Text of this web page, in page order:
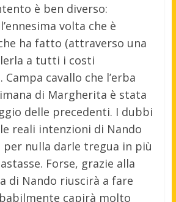
è ben diverso:
volta che è
ha fatto (attraverso una
a tutti i costi
cavallo che l’erba
di Margherita è stata
delle precedenti. I dubbi
reali intenzioni di Nando
per nulla darle tregua in più
Forse, grazie alla
di Nando riuscirà a fare
capirà molto